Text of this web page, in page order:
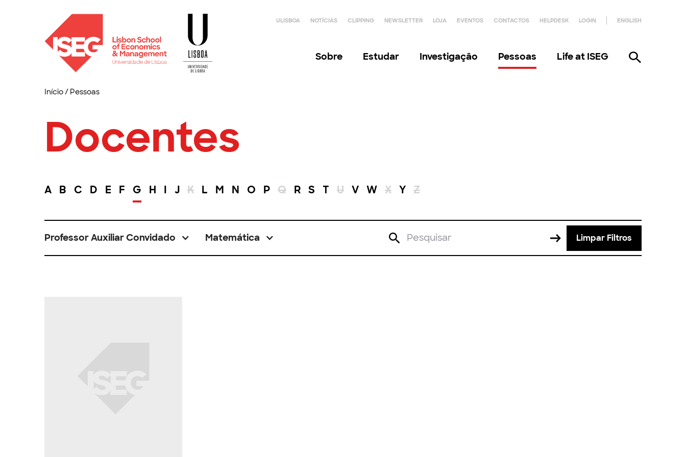
ULISBOA NOTÍCIAS CLIPPING NEWSLETTER LOJA EVENTOS CONTACTOS HELPDESK LOGIN ENGLISH
Sobre Estudar Investigação Pessoas Life at ISEG
Início/ Pessoas
Docentes
A B C D E F G H I J K L M N O P Q R S T U V W X Y Z
Professor Auxiliar Convidado Matemática Limpar Filtros